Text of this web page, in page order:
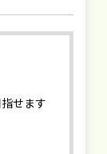
せます